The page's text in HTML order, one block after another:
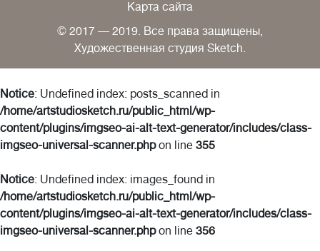
Карта сайта
© 2017 — 2019. Все права защищены,
Художественная студия Sketch.
Notice: Undefined index: posts_scanned in
/home/artstudiosketch.ru/public_html/wp-
content/plugins/imgseo-ai-alt-text-generator/includes/class-
imgseo-universal-scanner.phpon line 355
Notice: Undefined index: images_found in
/home/artstudiosketch.ru/public_html/wp-
content/plugins/imgseo-ai-alt-text-generator/includes/class-
imgseo-universal-scanner.phpon line 356